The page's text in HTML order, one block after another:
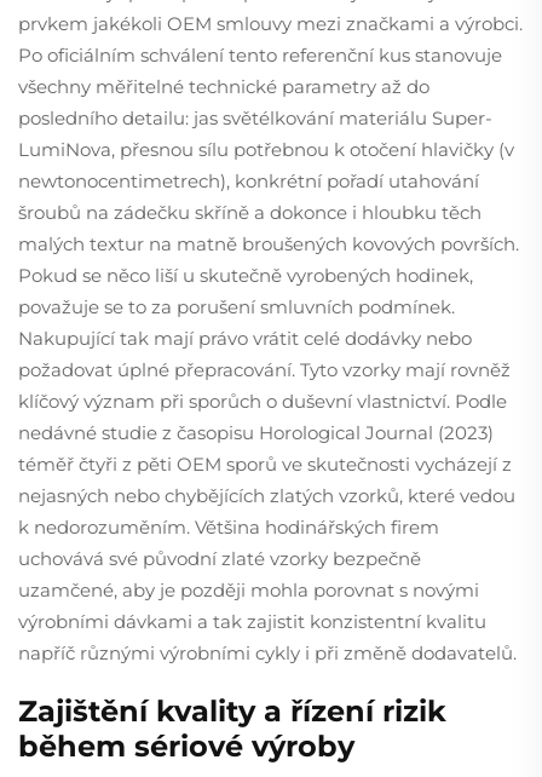
prvkem jakékoli OEM smlouvy mezi značkami a výrobci.
Po oficiálním schválení tento referenční kus stanovuje
všechny měřitelné technické parametry až do
posledního detailu: jas světélkování materiálu Super-
LumiNova, přesnou sílu potřebnou k otočení hlavičky (v
newtonocentimetrech), konkrétní pořadí utahování
šroubů na zádečku skříně a dokonce i hloubku těch
malých textur na matně broušených kovových površích.
Pokud se něco liší u skutečně vyrobených hodinek,
považuje se to za porušení smluvních podmínek.
Nakupující tak mají právo vrátit celé dodávky nebo
požadovat úplné přepracování. Tyto vzorky mají rovněž
klíčový význam při sporůch o duševní vlastnictví. Podle
nedávné studie z časopisu Horological Journal (2023)
téměř čtyři z pěti OEM sporů ve skutečnosti vycházejí z
nejasných nebo chybějících zlatých vzorků, které vedou
k nedorozuměním. Většina hodinářských firem
uchovává své původní zlaté vzorky bezpečně
uzamčené, aby je později mohla porovnat s novými
výrobními dávkami a tak zajistit konzistentní kvalitu
napříč různými výrobními cykly i při změně dodavatelů.
Zajištění kvality a řízení rizik
během sériové výroby